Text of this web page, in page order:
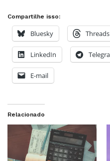
Compartilhe isso:
Bluesky Threads
LinkedIn
E-mail
Relacionado